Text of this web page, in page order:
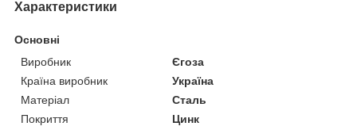
Характеристики
Основні
Виробник
Єгоза
Країна виробник
Україна
Матеріал
Сталь
Покриття
Цинк